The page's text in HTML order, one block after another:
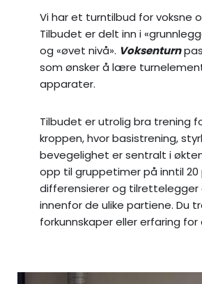
Vi har et turntilbud for voksne
Tilbudet er delt inn i
og «øvet nivå». Voksenturn
som ønsker å lære
apparater.
Tilbudet er utrolig bra trening
kroppen, hvor basistrening,
bevegelighet er sentralt i
opp til gruppetimer på inntil 20
differensierer og
innenfor de ulike partiene. Du
forkunnskaper eller erfaring for